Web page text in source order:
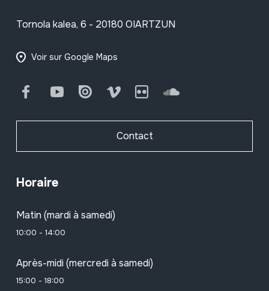
Tornola kalea, 6 - 20180 OIARTZUN
Voir sur Google Maps
FacebookYoutube Issuu Vimeo Flickr SoundCloud
Contact
Horaire
Matin (mardi à samedi)
10:00 - 14:00
Après-midi (mercredi à samedi)
15:00 - 18:00